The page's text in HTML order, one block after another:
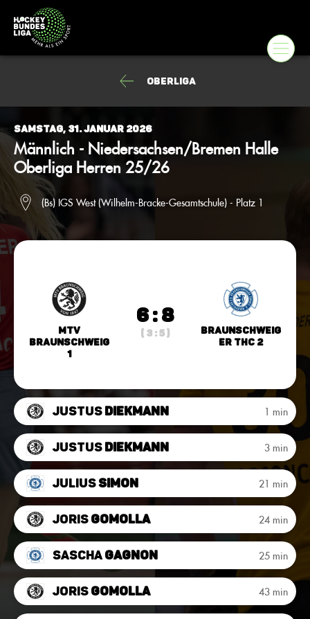
Oberliga
Samstag, 31. Januar 2026
Männlich - Niedersachsen/Bremen Halle
Oberliga Herren 25/26
(Bs) IGS West (Wilhelm-Bracke-Gesamtschule) - Platz 1
MTV
Braunschweig
1
6 : 8
( 3 : 5 )
Braunschweig
er THC 2
JustusDiekmann 1 min
JustusDiekmann 3 min
JuliusSimon 21 min
JorisGomolla 24 min
SaschaGagnon 25 min
JorisGomolla 43 min